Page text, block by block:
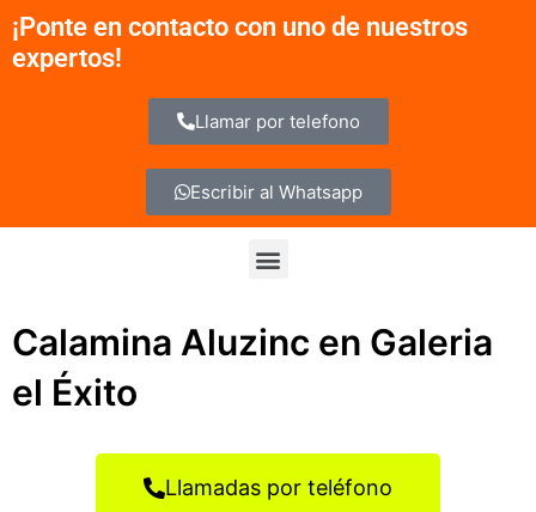
contenido
¡Ponte en contacto con uno de nuestros
expertos!
Llamar por telefono
Escribir al Whatsapp
Menu
Calamina Aluzinc en Galeria
el Éxito
Llamadas por teléfono